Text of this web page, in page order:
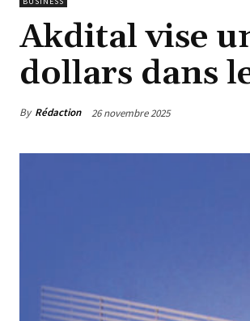
Akdital vise
dollars dans
By Rédaction 26 novembre 2025